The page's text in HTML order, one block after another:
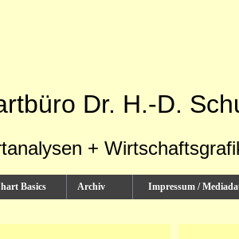
Dr. H.-D.
+
Basics Archiv Impressum /